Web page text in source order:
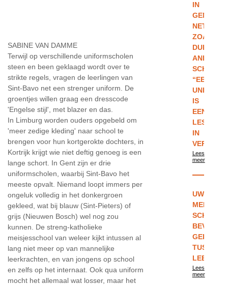
SABINE VAN DAMME
Terwijl op verschillende uniformscholen
steen en been geklaagd wordt over te
strikte regels, vragen de leerlingen van
Sint-Bavo net een strenger uniform. De
groentjes willen graag een dresscode
'Engelse stijl', met blazer en das.
In Limburg worden ouders opgebeld om
'meer zedige kleding' naar school te
brengen voor hun kortgerokte dochters, in
Kortrijk krijgt wie niet deftig genoeg is een
lange schort. In Gent zijn er drie
uniformscholen, waarbij Sint-Bavo het
meeste opvalt. Niemand loopt immers per
ongeluk volledig in het donkergroen
gekleed, wat bij blauw (Sint-Pieters) of
grijs (Nieuwen Bosch) wel nog zou
kunnen. De streng-katholieke
meisjesschool van weleer kijkt intussen al
lang niet meer op van mannelijke
leerkrachten, en van jongens op school
en zelfs op het internaat. Ook qua uniform
mocht het allemaal wat losser, maar het
IN
GENT,
NET
ZOALS
ANDERE
“EEN
UNIFORM
IS
EEN
LES
IN
Lees
meer
UW
MENING:
TUSSEN
Lees
meer